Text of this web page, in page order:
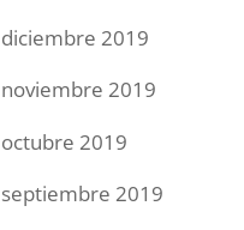
diciembre 2019
noviembre 2019
octubre 2019
septiembre 2019